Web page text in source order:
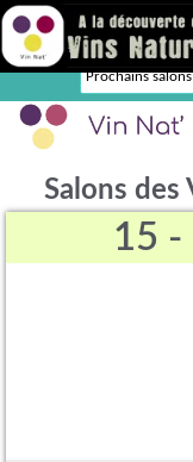
Prochains salons
Salons des
15 -